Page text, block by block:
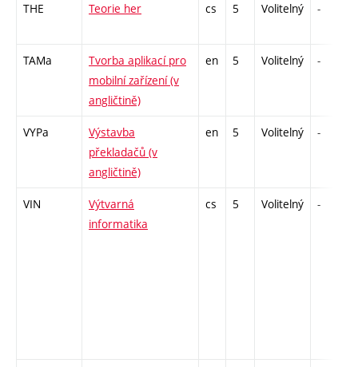
THE Teorie her cs 5 Volitelný -
TAMa
Tvorba aplikací pro
mobilní zařízení (v
angličtině)
en 5 Volitelný -
VYPa
Výstavba
překladačů (v
angličtině)
en 5 Volitelný -
VIN
Výtvarná
informatika
cs 5 Volitelný -